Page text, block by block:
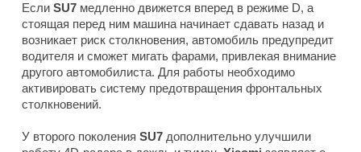
Если SU7 медленно движется вперед в режиме D, а
стоящая перед ним машина начинает сдавать назад и
возникает риск столкновения, автомобиль предупредит
водителя и сможет мигать фарами, привлекая внимание
другого автомобилиста. Для работы необходимо
активировать систему предотвращения фронтальных
столкновений.
У второго поколения SU7 дополнительно улучшили